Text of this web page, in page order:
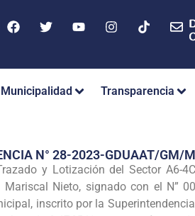
Municipalidad Transparencia
N° 28-2023-GDUAAT/GM/
y Lotización del Sector
Nieto, signado con el N”
inscrito por la